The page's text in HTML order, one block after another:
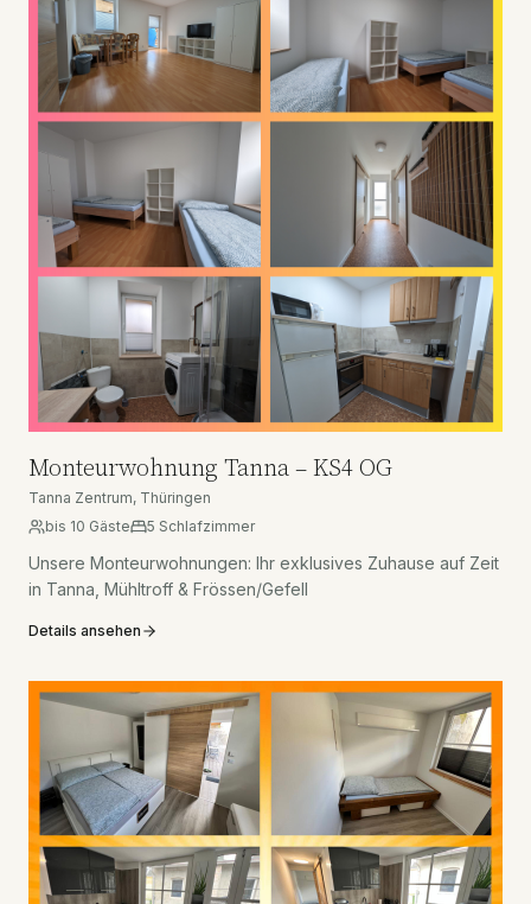
Monteurwohnung Tanna – KS4 OG
Tanna Zentrum, Thüringen
bis 10 Gäste 5 Schlafzimmer
Unsere Monteurwohnungen: Ihr exklusives Zuhause auf Zeit
in Tanna, Mühltroff & Frössen/Gefell
Details ansehen